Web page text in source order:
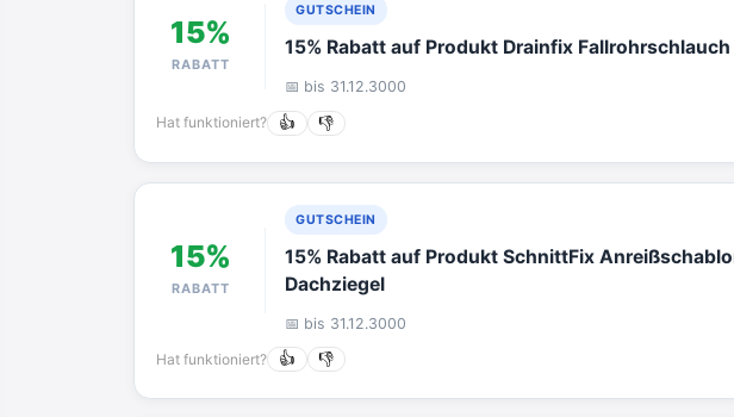
15%
RABATT
GUTSCHEIN
15% Rabatt auf Produkt Drainfix
📅 bis 31.12.3000
Hat funktioniert? 👍 👎
15%
RABATT
GUTSCHEIN
15% Rabatt auf Produkt SchnittFix
Dachziegel
📅 bis 31.12.3000
Hat funktioniert? 👍 👎